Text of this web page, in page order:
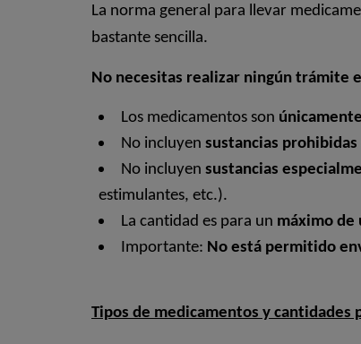
La norma general para llevar
bastante sencilla.
No necesitas realizar ningún trámite
Los medicamentos son
No incluyen sustancias prohibidas
No incluyen sustancias
estimulantes, etc.).
La cantidad es para un máximo de
Importante: No está permitido
Tipos de medicamentos y